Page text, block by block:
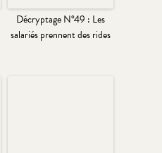
Décryptage N°49 : Les
salariés prennent des rides